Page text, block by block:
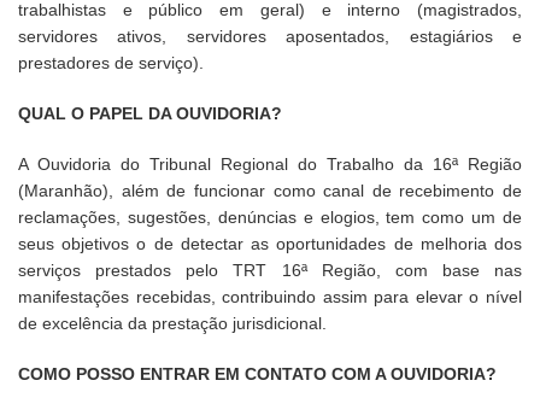
trabalhistas e público em geral) e interno (magistrados,
servidores ativos, servidores aposentados, estagiários e
prestadores de serviço).
QUAL O PAPEL DA OUVIDORIA?
A Ouvidoria do Tribunal Regional do Trabalho da 16ª Região
(Maranhão), além de funcionar como canal de recebimento de
reclamações, sugestões, denúncias e elogios, tem como um de
seus objetivos o de detectar as oportunidades de melhoria dos
serviços prestados pelo TRT 16ª Região, com base nas
manifestações recebidas, contribuindo assim para elevar o nível
de excelência da prestação jurisdicional.
COMO POSSO ENTRAR EM CONTATO COM A OUVIDORIA?